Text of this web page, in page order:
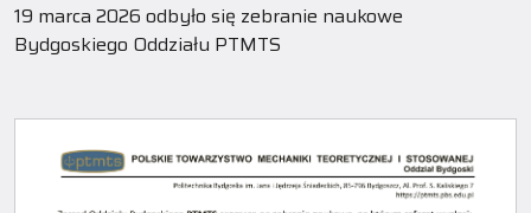
19 marca 2026 odbyło się zebranie naukowe
Bydgoskiego Oddziału PTMTS